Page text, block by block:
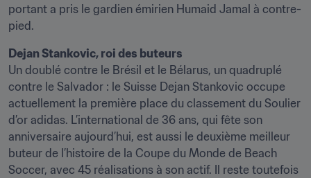
portant a pris le gardien émirien Humaid Jamal à contre-
pied.
Un doublé contre le Brésil et le Bélarus, un quadruplé
contre le Salvador : le Suisse Dejan Stankovic occupe
actuellement la première place du classement du Soulier
d’or adidas. L’international de 36 ans, qui fête son
anniversaire aujourd’hui, est aussi le deuxième meilleur
buteur de l’histoire de la Coupe du Monde de Beach
Soccer, avec 45 réalisations à son actif. Il reste toutefois